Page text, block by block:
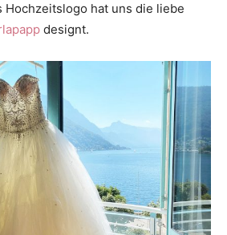
Hochzeitslogo hat uns die liebe
designt.